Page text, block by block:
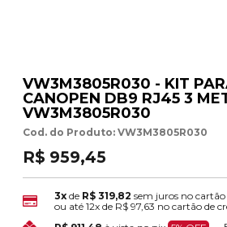
VW3M3805R030 - KIT
CANOPEN DB9 RJ45 3
VW3M3805R030
Cod. do Produto: VW3M3805R030
R$ 959,45
3x de R$ 319,82 sem juros no
ou até12x de R$ 97,63 no cartão de